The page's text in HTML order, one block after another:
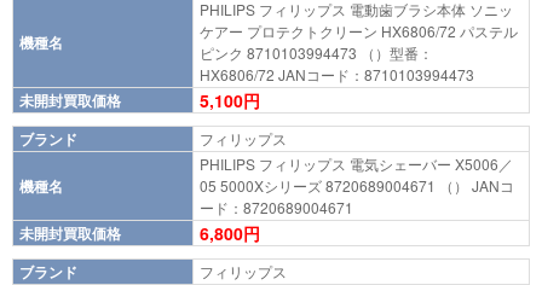
機種名
PHILIPS フィリップス 電動歯ブラシ本体 ソニッ
ケアー プロテクトクリーン HX6806/72 パステル
ピンク 8710103994473 （）型番：
HX6806/72 JANコード：8710103994473
未開封買取価格 5,100円
ブランド フィリップス
機種名
PHILIPS フィリップス 電気シェーバー X5006／
05 5000Xシリーズ 8720689004671 （） JANコ
ード：8720689004671
未開封買取価格 6,800円
ブランド フィリップス